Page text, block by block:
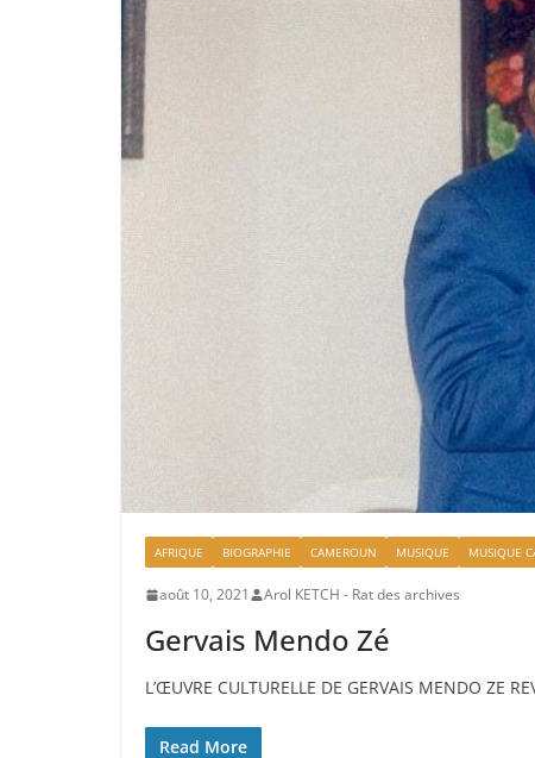
AFRIQUE BIOGRAPHIE CAMEROUN MUSIQUE MUSIQUE
août 10, 2021 Arol KETCH - Rat des archives
Gervais Mendo Zé
L’ŒUVRE CULTURELLE DE GERVAIS MENDO ZE
Read More